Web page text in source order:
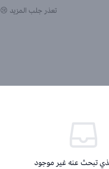
تعذر جلب المزيد 😢
تبحث عنه غير موجود